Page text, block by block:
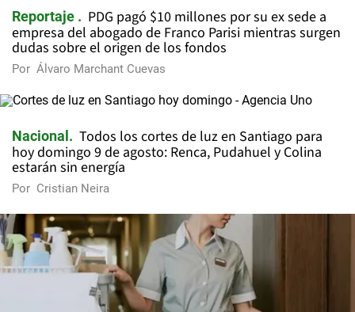
Reportaje
PDG pagó $10 millones por su ex sede a
empresa del abogado de Franco Parisi mientras surgen
dudas sobre el origen de los fondos
Por Álvaro Marchant Cuevas
Nacional
Todos los cortes de luz en Santiago para
hoy domingo 9 de agosto: Renca, Pudahuel y Colina
estarán sin energía
Por Cristian Neira